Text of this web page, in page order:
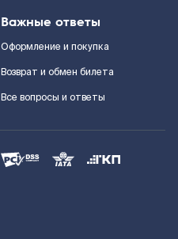
Важные ответы
Оформление и покупка
Возврат и обмен билета
Все вопросы и ответы